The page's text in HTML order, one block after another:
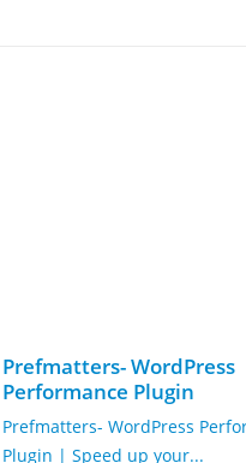
Prefmatters- WordPress
Performance Plugin
Prefmatters- WordPress
Plugin | Speed up your...